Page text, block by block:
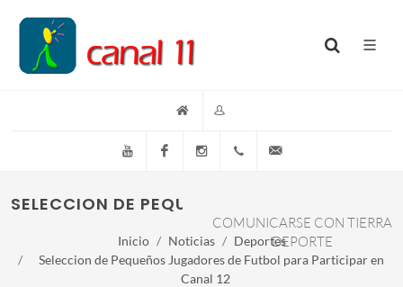
YouTube FacebookInstagram(+54)(9)3548-576073
SELECCION DE PEQUEÑOS JUGADORES DE
COMUNICARSE CON TIERRA
DEPORTE
Inicio Noticias
Deportes
Seleccion de Pequeños Jugadores de Futbol para Participar en
Canal 12